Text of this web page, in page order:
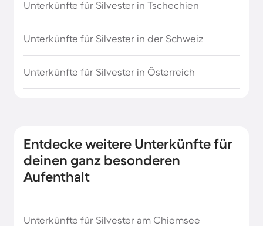
Unterkünfte für Silvester in Tschechien
Unterkünfte für Silvester in der Schweiz
Unterkünfte für Silvester in Österreich
Entdecke weitere Unterkünfte für
deinen ganz besonderen
Aufenthalt
Unterkünfte für Silvester am Chiemsee